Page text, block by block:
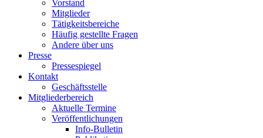
Vorstand
Mitglieder
Tätigkeitsbereiche
Häufig gestellte Fragen
Andere über uns
Presse
Pressespiegel
Kontakt
Geschäftsstelle
Mitgliederbereich
Aktuelle Termine
Veröffentlichungen
Info-Bulletin